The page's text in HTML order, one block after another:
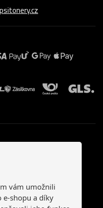
vám umožnili
e-shopu a díky